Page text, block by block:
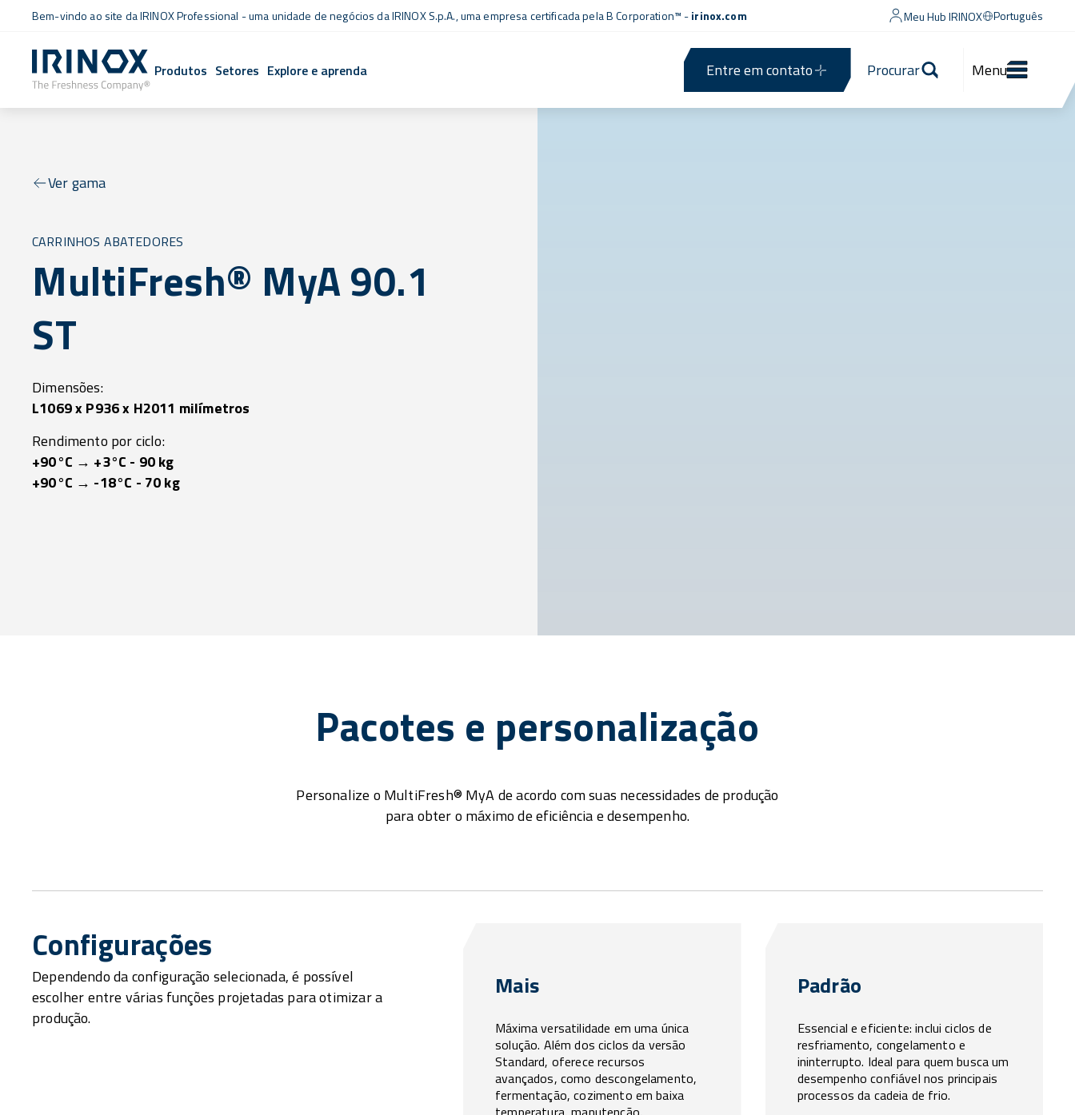
Bem-vindo ao site da IRINOX Professional - uma unidade de negócios da IRINOX S.p.A., uma empresacertificada pela B Corporation™ -irinox.com Meu Hub IRINOX Português
Produtos Setores Explore e aprenda Entre em contato Procurar Menu
Ver gama
CARRINHOS ABATEDORES
MultiFresh® MyA 90.1
ST
Dimensões:
L1069 x P936 x H2011 milímetros
Rendimento por ciclo:
+90°C → +3°C - 90 kg
+90°C → -18°C - 70 kg
Pacotes e personalização
Personalize o MultiFresh® MyA de acordo com suas necessidades de produção
para obter o máximo de eficiência e desempenho.
Configurações
Dependendo da configuração selecionada, é possível
escolher entre várias funções projetadas para otimizar a
produção.
Mais
Máxima versatilidade em uma única
solução. Além dos ciclos da versão
Standard, oferece recursos
avançados, como descongelamento,
fermentação, cozimento em baixa
Padrão
Essencial e eficiente: inclui ciclos de
resfriamento, congelamento e
ininterrupto. Ideal para quem busca um
desempenho confiável nos principais
processos da cadeia de frio.